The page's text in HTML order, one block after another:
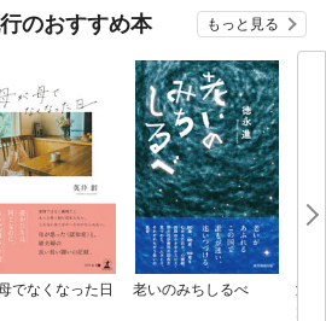
のおすすめ本 もっと見る
でなくなった日 老いのみちしるべ
激